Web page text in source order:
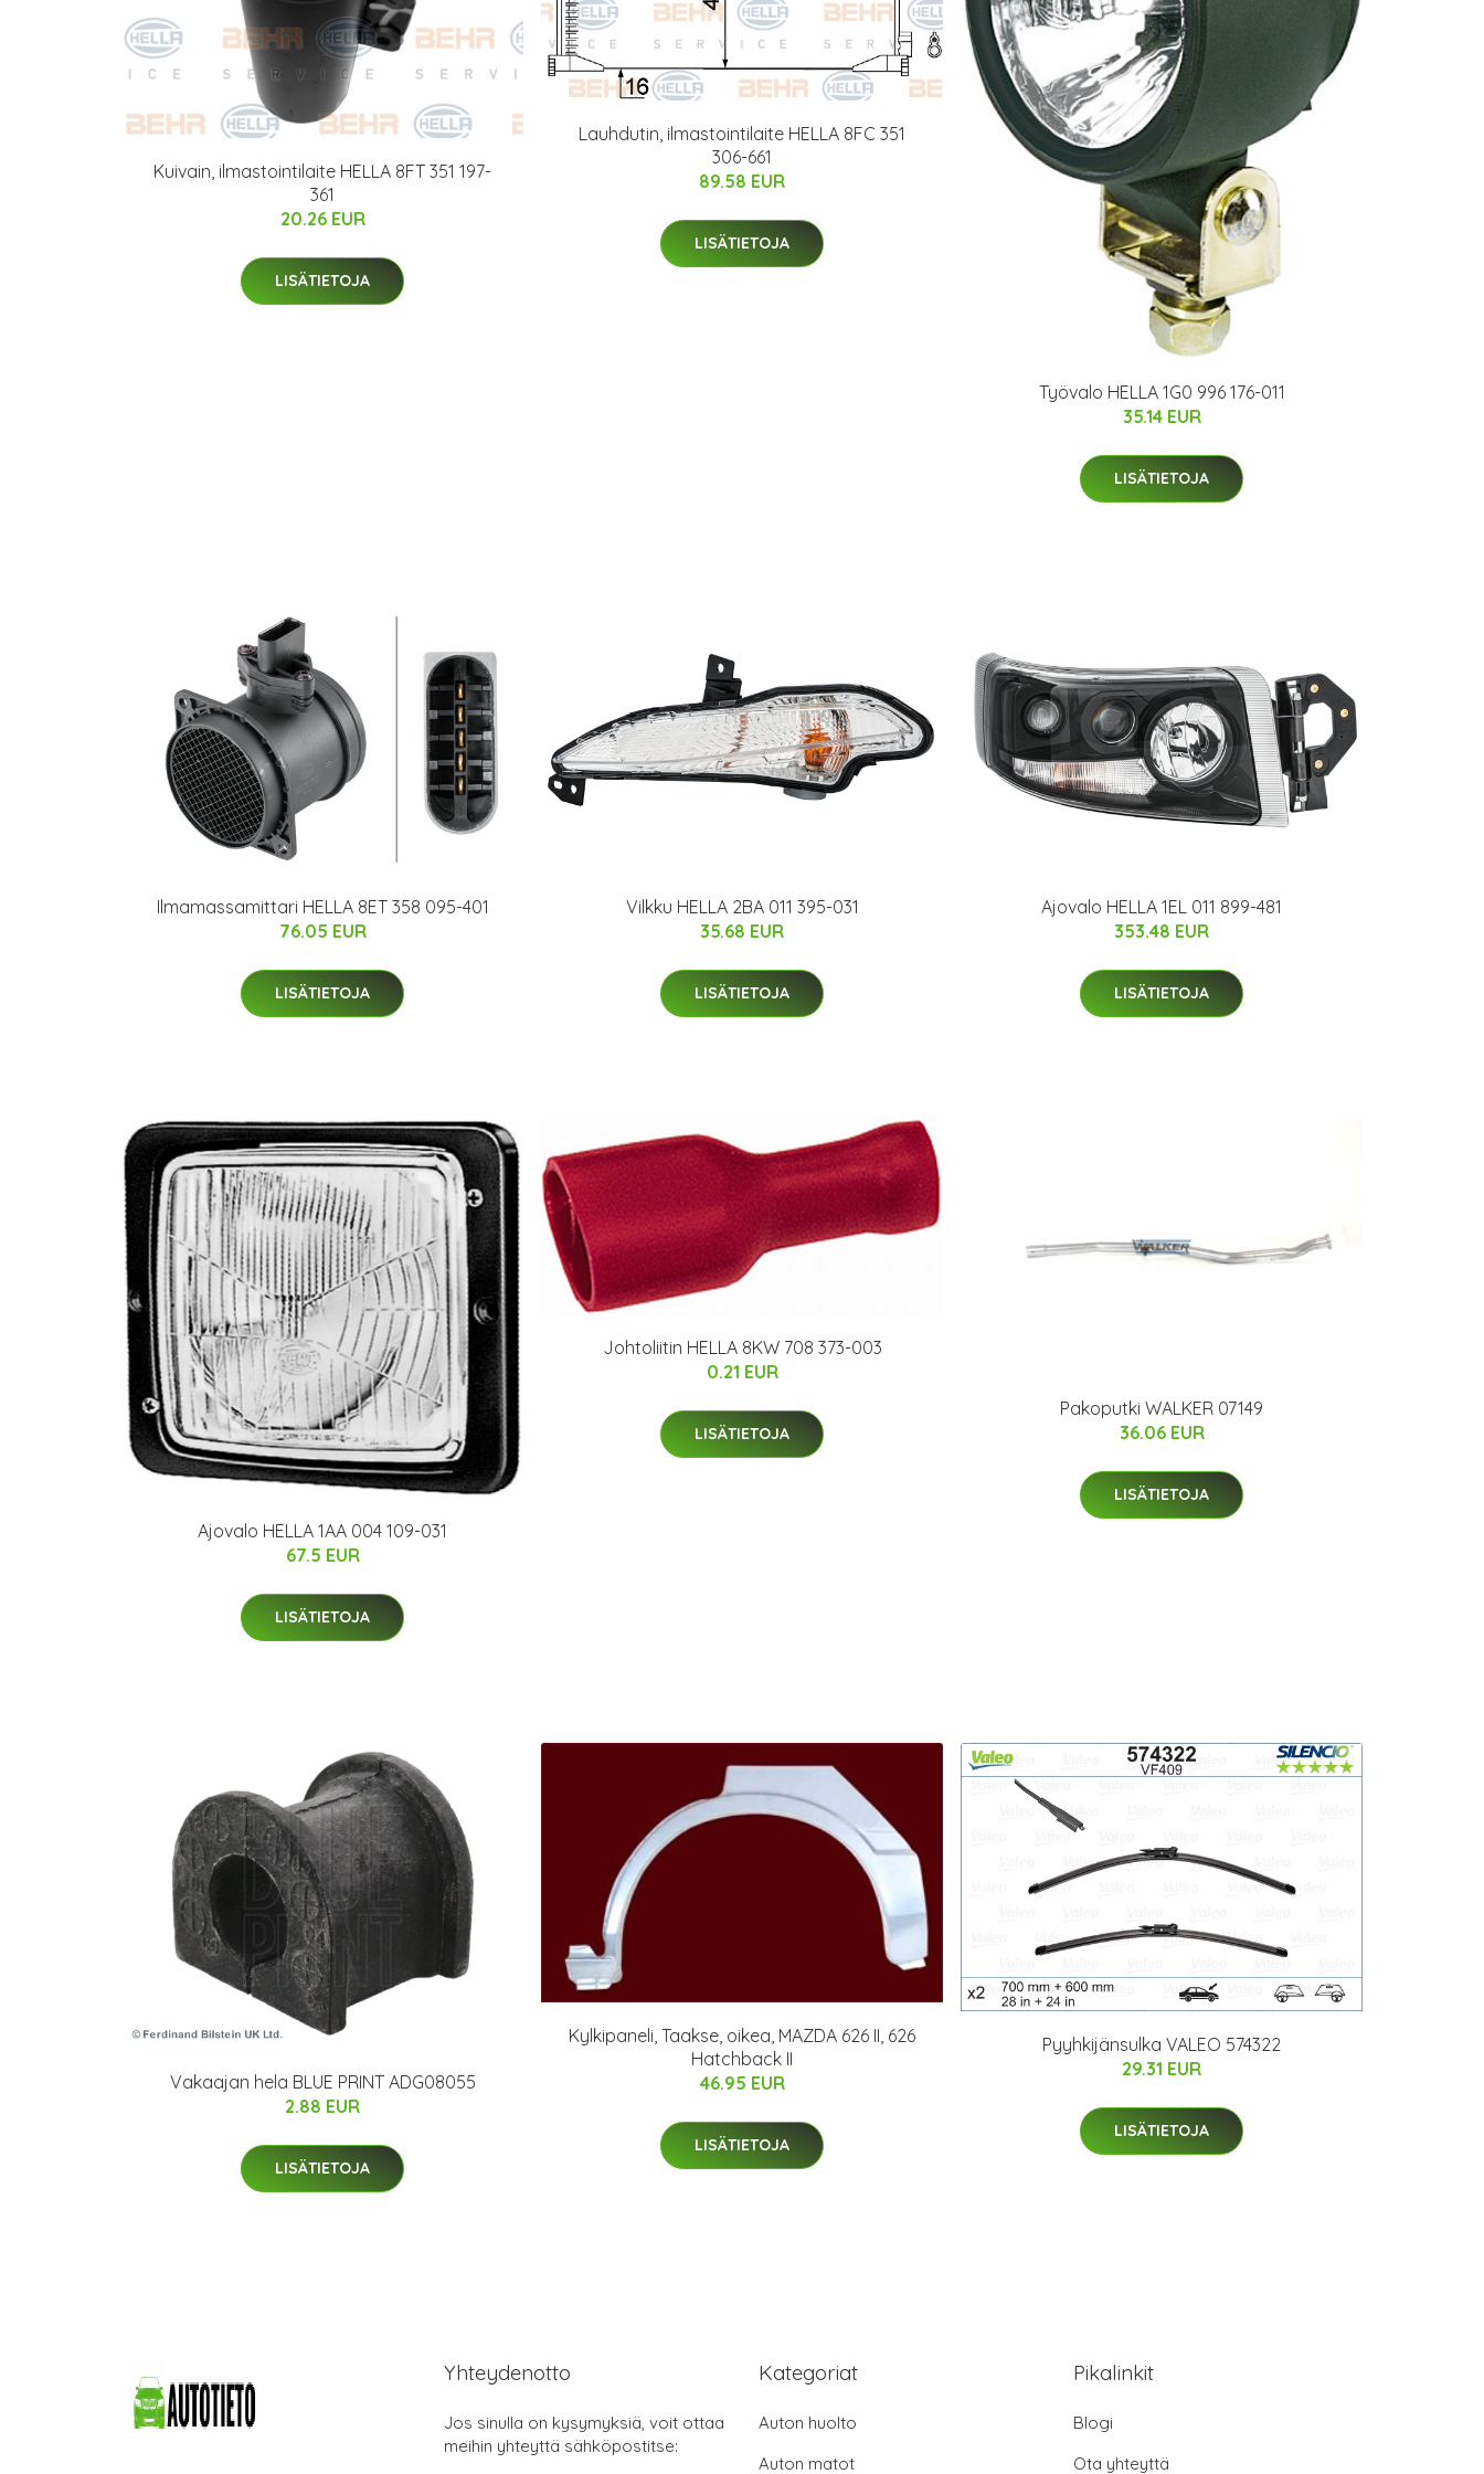
Kuivain, ilmastointilaite HELLA 8FT 351 197-
361
20.26 EUR
LISÄTIETOJA
Lauhdutin, ilmastointilaite HELLA 8FC 351
306-661
89.58 EUR
LISÄTIETOJA
Työvalo HELLA 1G0 996 176-011
35.14 EUR
LISÄTIETOJA
Ilmamassamittari HELLA 8ET 358 095-401
76.05 EUR
LISÄTIETOJA
Vilkku HELLA 2BA 011 395-031
35.68 EUR
LISÄTIETOJA
Ajovalo HELLA 1EL 011 899-481
353.48 EUR
LISÄTIETOJA
Ajovalo HELLA 1AA 004 109-031
67.5 EUR
LISÄTIETOJA
Johtoliitin HELLA 8KW 708 373-003
0.21 EUR
LISÄTIETOJA
Pakoputki WALKER 07149
36.06 EUR
LISÄTIETOJA
Vakaajan hela BLUE PRINT ADG08055
2.88 EUR
LISÄTIETOJA
Kylkipaneli, Taakse, oikea, MAZDA 626 II, 626
Hatchback II
46.95 EUR
LISÄTIETOJA
Pyyhkijänsulka VALEO 574322
29.31 EUR
LISÄTIETOJA
Yhteydenotto
Jos sinulla on kysymyksiä, voit ottaa
meihin yhteyttä sähköpostitse:
Kategoriat
Auton huolto
Auton matot
Pikalinkit
Blogi
Ota yhteyttä